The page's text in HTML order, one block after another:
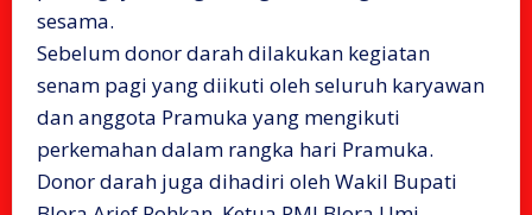
sesama.
Sebelum donor darah dilakukan kegiatan
senam pagi yang diikuti oleh seluruh karyawan
dan anggota Pramuka yang mengikuti
perkemahan dalam rangka hari Pramuka.
Donor darah juga dihadiri oleh Wakil Bupati